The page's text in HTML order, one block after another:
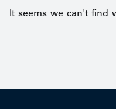
It seems we can't find